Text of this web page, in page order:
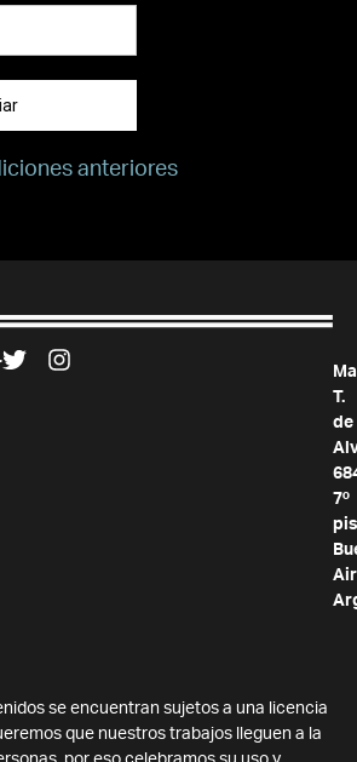
anteriores
T.
de
7º
se encuentran sujetos a una licencia
que nuestros trabajos lleguen a la